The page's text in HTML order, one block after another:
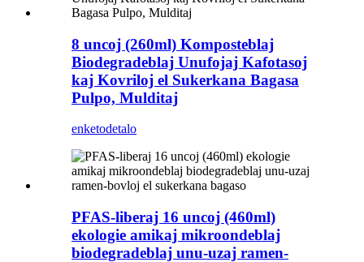
8 uncoj (260ml) Komposteblaj
Biodegradeblaj Unufojaj Kafotasoj
kaj Kovriloj el Sukerkana Bagasa
Pulpo, Mulditaj
enketodetalo
PFAS-liberaj 16 uncoj (460ml)
ekologie amikaj mikroondeblaj
biodegradeblaj unu-uzaj ramen-